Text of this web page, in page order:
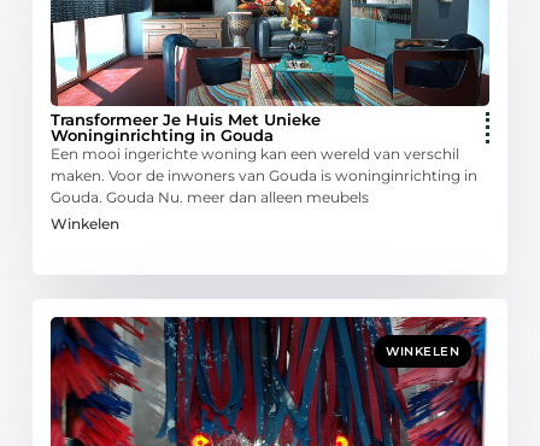
Transformeer Je Huis Met Unieke
Woninginrichting in Gouda
Een mooi ingerichte woning kan een wereld van verschil
maken. Voor de inwoners van Gouda is woninginrichting in
Gouda. Gouda Nu. meer dan alleen meubels
Winkelen
WINKELEN